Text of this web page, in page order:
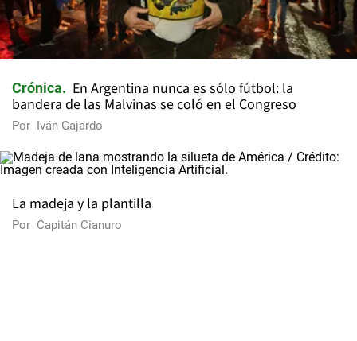
Crónica
En Argentina nunca es sólo fútbol: la
bandera de las Malvinas se coló en el Congreso
Por Iván Gajardo
La madeja y la plantilla
Por Capitán Cianuro